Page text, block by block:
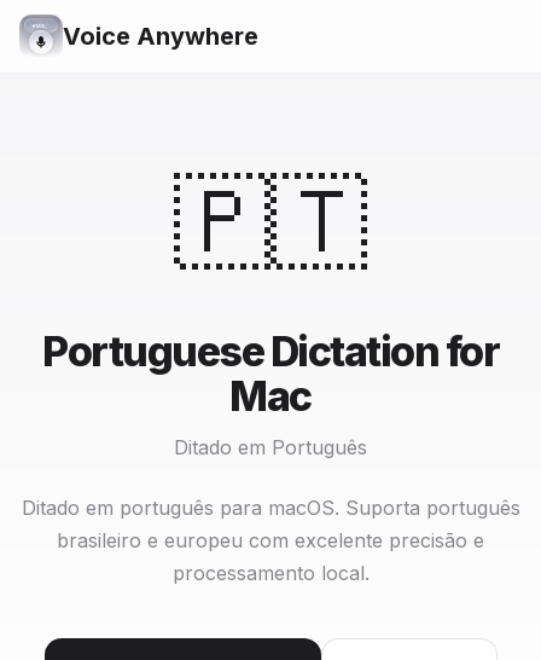
Voice Anywhere
🇵🇹
Portuguese Dictation for
Mac
Ditado em Português
Ditado em português para macOS. Suporta português
brasileiro e europeu com excelente precisão e
processamento local.